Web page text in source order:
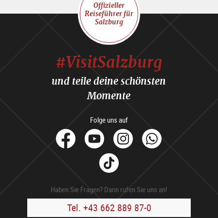
Offizieller
Reiseführer für
Salzburg
#VisitSalzburg
und teile deine schönsten
Momente
Folge uns auf
facebook
YoutubeInstagram
Tik
Tok
Haben Sie Fragen? Dann rufen Sie uns an!
Tel. +43 662 889 87-0